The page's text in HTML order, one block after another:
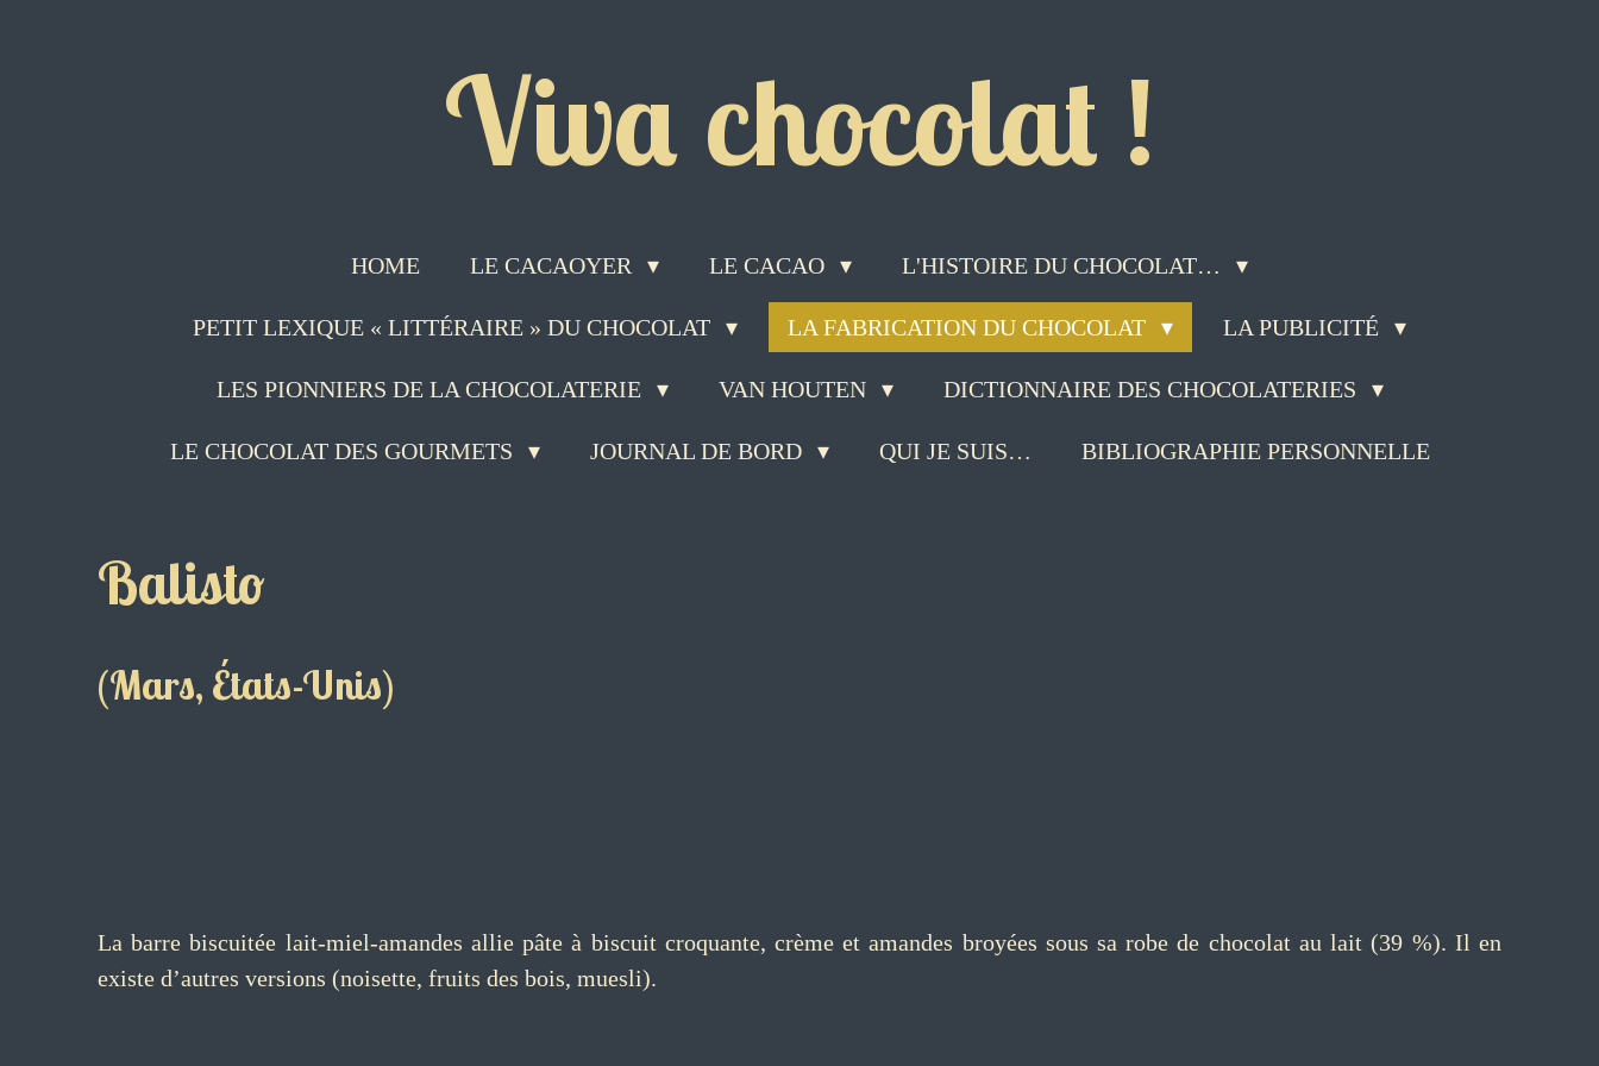
Viva chocolat !
HOME LE CACAOYER LE CACAO L'HISTOIRE DU CHOCOLAT…
PETIT LEXIQUE « LITTÉRAIRE » DU CHOCOLAT LA FABRICATION DU CHOCOLAT LA PUBLICITÉ
LES PIONNIERS DE LA CHOCOLATERIE VAN HOUTEN DICTIONNAIRE DES CHOCOLATERIES
LE CHOCOLAT DES GOURMETS JOURNAL DE BORD QUI JE SUIS… BIBLIOGRAPHIE PERSONNELLE
Balisto
(Mars, États-Unis)
La barre biscuitée lait-miel-amandes allie pâte à biscuit croquante, crème et amandes broyées sous sa robe de chocolat au lait (39 %). Il en
existe d’autres versions (noisette, fruits des bois, muesli).